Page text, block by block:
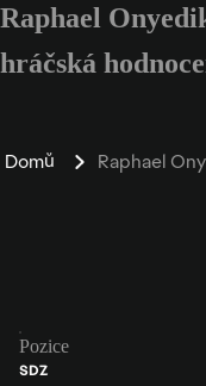
Enter a
Raphael
hráčská
Domů Raphael
Pozice
SDZ